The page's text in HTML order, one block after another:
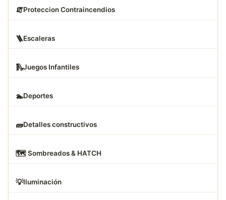
🧯Proteccion Contraincendios
🪜Escaleras
🛝Juegos Infantiles
🏊Deportes
🧱Detalles constructivos
🗺️ Sombreados & HATCH
💡Iluminación